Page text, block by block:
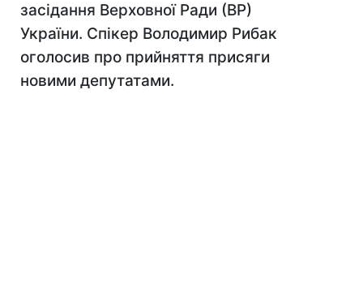
засідання Верховної Ради (ВР)
України. Спікер Володимир Рибак
оголосив про прийняття присяги
новими депутатами.